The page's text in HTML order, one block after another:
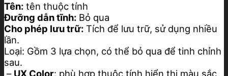
Tên: tên thuộc tính
Đưỡng dẫn tĩnh: Bỏ qua
Cho phép lưu trữ: Tích để lưu trữ, sử dụng nhiều
lần.
Loại: Gồm 3 lựa chọn, có thể bỏ qua để tinh chỉnh
sau.
– UX Color: phù hợp thuộc tính hiển thị màu sắc